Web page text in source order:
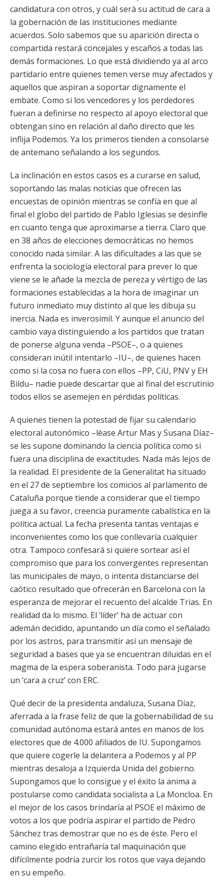
candidatura con otros, y cuál será su actitud de cara a
la gobernación de las instituciones mediante
acuerdos. Solo sabemos que su aparición directa o
compartida restará concejales y escaños a todas las
demás formaciones. Lo que está dividiendo ya al arco
partidario entre quienes temen verse muy afectados y
aquellos que aspiran a soportar dignamente el
embate. Como si los vencedores y los perdedores
fueran a definirse no respecto al apoyo electoral que
obtengan sino en relación al daño directo que les
inflija Podemos. Ya los primeros tienden a consolarse
de antemano señalando a los segundos.
La inclinación en estos casos es a curarse en salud,
soportando las malas noticias que ofrecen las
encuestas de opinión mientras se confía en que al
final el globo del partido de Pablo Iglesias se desinfle
en cuanto tenga que aproximarse a tierra. Claro que
en 38 años de elecciones democráticas no hemos
conocido nada similar. A las dificultades a las que se
enfrenta la sociología electoral para prever lo que
viene se le añade la mezcla de pereza y vértigo de las
formaciones establecidas a la hora de imaginar un
futuro inmediato muy distinto al que les dibuja su
inercia. Nada es inverosímil. Y aunque el anuncio del
cambio vaya distinguiendo a los partidos que tratan
de ponerse alguna venda –PSOE–, o a quienes
consideran inútil intentarlo –IU–, de quienes hacen
como si la cosa no fuera con ellos –PP, CiU, PNV y EH
Bildu– nadie puede descartar que al final del escrutinio
todos ellos se asemejen en pérdidas políticas.
A quienes tienen la potestad de fijar su calendario
electoral autonómico –léase Artur Mas y Susana Díaz–
se les supone dominando la ciencia política como si
fuera una disciplina de exactitudes. Nada más lejos de
la realidad. El presidente de la Generalitat ha situado
en el 27 de septiembre los comicios al parlamento de
Cataluña porque tiende a considerar que el tiempo
juega a su favor, creencia puramente cabalística en la
política actual. La fecha presenta tantas ventajas e
inconvenientes como los que conllevaría cualquier
otra. Tampoco confesará si quiere sortear así el
compromiso que para los convergentes representan
las municipales de mayo, o intenta distanciarse del
caótico resultado que ofrecerán en Barcelona con la
esperanza de mejorar el recuento del alcalde Trias. En
realidad da lo mismo. El ‘líder’ ha de actuar con
ademán decidido, apuntando un día como el señalado
por los astros, para transmitir así un mensaje de
seguridad a bases que ya se encuentran diluidas en el
magma de la espera soberanista. Todo para jugarse
un ‘cara a cruz’ con ERC.
Qué decir de la presidenta andaluza, Susana Díaz,
aferrada a la frase feliz de que la gobernabilidad de su
comunidad autónoma estará antes en manos de los
electores que de 4.000 afiliados de IU. Supongamos
que quiere cogerle la delantera a Podemos y al PP
mientras desaloja a Izquierda Unida del gobierno.
Supongamos que lo consigue y el éxito la anima a
postularse como candidata socialista a La Moncloa. En
el mejor de los casos brindaría al PSOE el máximo de
votos a los que podría aspirar el partido de Pedro
Sánchez tras demostrar que no es de éste. Pero el
camino elegido entrañaría tal maquinación que
difícilmente podría zurcir los rotos que vaya dejando
en su empeño.